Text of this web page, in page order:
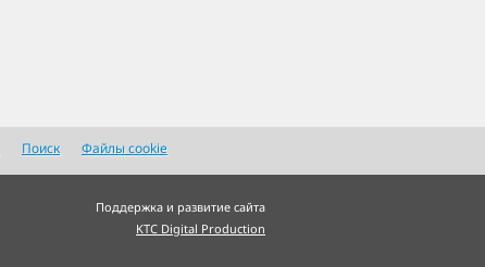
Поиск Файлы cookie
Поддержка и развитие сайта
KTC Digital Production